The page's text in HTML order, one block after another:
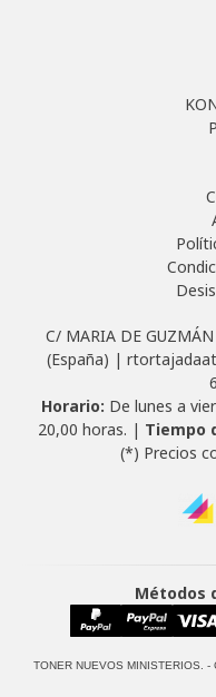
C/ MARIA DE
(España) |
Horario: De lunes a
20,00 horas. | Tiempo
(*) Precios
Métodos
TONER NUEVOS MINISTERIOS. -